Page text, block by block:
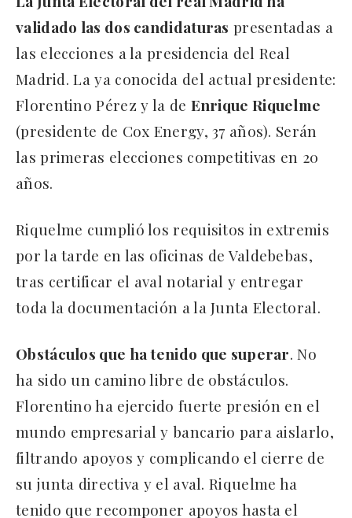
validado las dos candidaturas presentadas a
las elecciones a la presidencia del Real
Madrid. La ya conocida del actual presidente:
Florentino Pérez y la de Enrique Riquelme
(presidente de Cox Energy, 37 años). Serán
las primeras elecciones competitivas en 20
años.
Riquelme cumplió los requisitos in extremis
por la tarde en las oficinas de Valdebebas,
tras certificar el aval notarial y entregar
toda la documentación a la Junta Electoral.
Obstáculos que ha tenido que superar. No
ha sido un camino libre de obstáculos.
Florentino ha ejercido fuerte presión en el
mundo empresarial y bancario para aislarlo,
filtrando apoyos y complicando el cierre de
su junta directiva y el aval. Riquelme ha
tenido que recomponer apoyos hasta el